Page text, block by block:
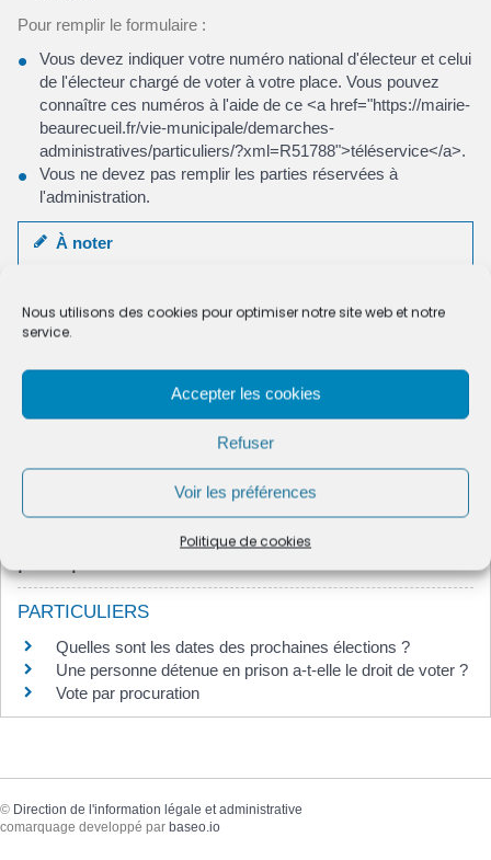
Nous utilisons des cookies pour optimiser notre site web et notre
service.
Accepter les cookies
Refuser
Voir les préférences
Politique de cookies
Pour remplir le formulaire :
Vous devez indiquer votre numéro national d'électeur et celui
de l'électeur chargé de voter à votre place. Vous pouvez
connaître ces numéros à l'aide de ce <a href="https://mairie-
beaurecueil.fr/vie-municipale/demarches-
administratives/particuliers/?xml=R51788">téléservice</a>.
Vous ne devez pas remplir les parties réservées à
l'administration.
À noter
Accéder au formulaire
Ministère chargé de l'intérieur
PARTICULIERS
Quelles sont les dates des prochaines élections ?
Une personne détenue en prison a-t-elle le droit de voter ?
Vote par procuration
© Direction de l'information légale et administrative
comarquage developpé par baseo.io